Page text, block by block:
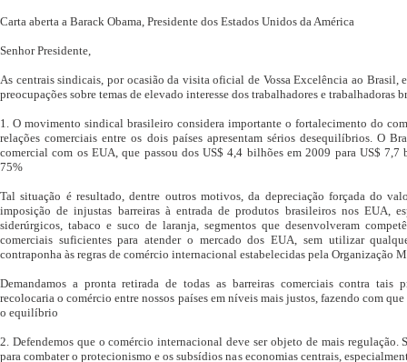
Carta aberta a Barack Obama, Presidente dos Estados Unidos da América
Senhor Presidente,
As centrais sindicais, por ocasião da visita oficial de Vossa Excelência ao Brasil,
preocupações sobre temas de elevado interesse dos trabalhadores e trabalhadoras
1. O movimento sindical brasileiro considera importante o fortalecimento do
relações comerciais entre os dois países apresentam sérios desequilíbrios. O
comercial com os EUA, que passou dos US$ 4,4 bilhões em 2009 para US$
75%
Tal situação é resultado, dentre outros motivos, da depreciação forçada do
imposição de injustas barreiras à entrada de produtos brasileiros nos EUA,
siderúrgicos, tabaco e suco de laranja, segmentos que desenvolveram
comerciais suficientes para atender o mercado dos EUA, sem utilizar
contraponha às regras de comércio internacional estabelecidas pela Organização
Demandamos a pronta retirada de todas as barreiras comerciais contra tais
recolocaria o comércio entre nossos países em níveis mais justos, fazendo com
o equilíbrio
2. Defendemos que o comércio internacional deve ser objeto de mais regulação.
para combater o protecionismo e os subsídios nas economias centrais,